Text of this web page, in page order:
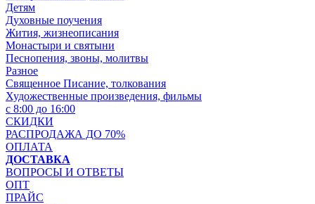
Детям
Духовные поучения
Жития, жизнеописания
Монастыри и святыни
Песнопения, звоны, молитвы
Разное
Священное Писание, толкования
Художественные произведения, фильмы
с 8:00 до 16:00
СКИДКИ
РАСПРОДАЖА ДО 70%
ОПЛАТА
ДОСТАВКА
ВОПРОСЫ И ОТВЕТЫ
ОПТ
ПРАЙС